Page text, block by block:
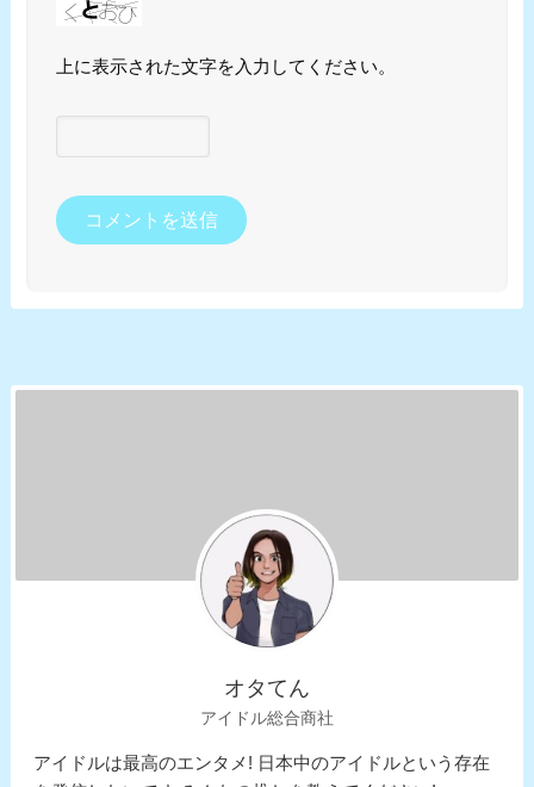
上に表示された文字を入力してください。
オタてん
アイドル総合商社
アイドルは最高のエンタメ! 日本中のアイドルという存在